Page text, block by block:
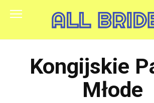
Kongijskie
Młode